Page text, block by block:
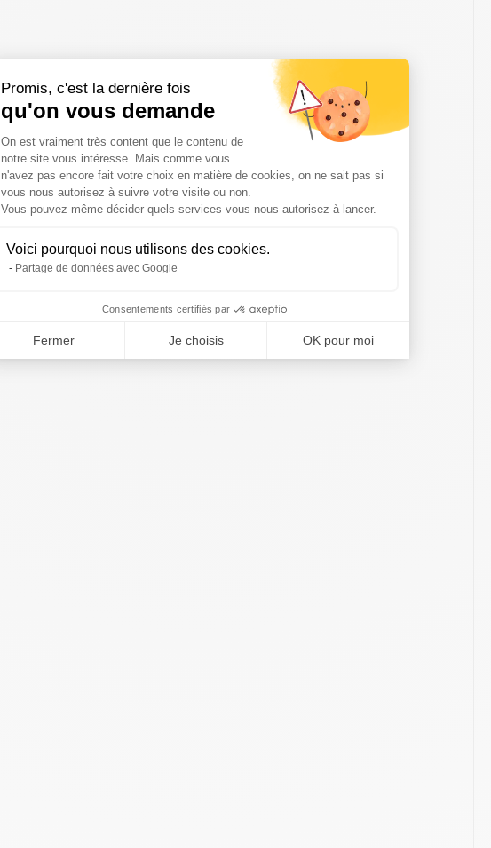
Promis, c'est la dernière fois
qu'on vous demande
Plateforme de Gestion du Consentement :
On est vraiment très content que le contenu de
notre site vous intéresse. Mais comme vous
n'avez pas encore fait votre choix en matière de cookies, on ne sait pas si
vous nous autorisez à suivre votre visite ou non.
Vous pouvez même décider quels services vous nous autorisez à lancer.
Voici pourquoi nous utilisons des cookies.
Partage de données avec Google
Consentements certifiés par
Fermer Je choisis OK pour moi
Axeptio consent